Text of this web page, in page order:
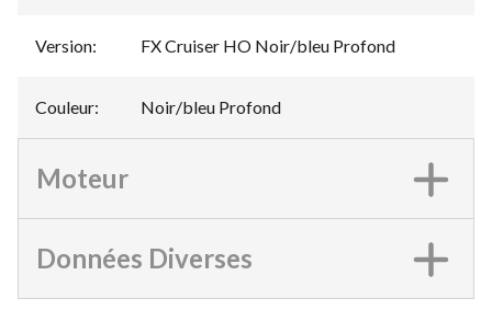
Version: FX Cruiser HO Noir/bleu Profond
Couleur: Noir/bleu Profond
Moteur
Données Diverses